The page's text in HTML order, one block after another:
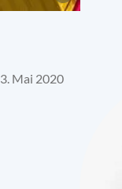
Mai 2020